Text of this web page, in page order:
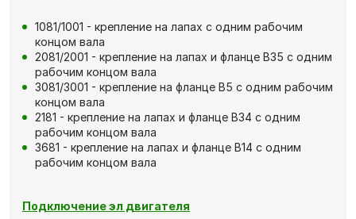
1081/1001 - крепление на лапах с одним рабочим
концом вала
2081/2001 - крепление на лапах и фланце В35 с одним
рабочим концом вала
3081/3001 - крепление на фланце В5 с одним рабочим
концом вала
2181 - крепление на лапах и фланце В34 с одним
рабочим концом вала
3681 - крепление на лапах и фланце В14 с одним
рабочим концом вала
Подключение эл двигателя